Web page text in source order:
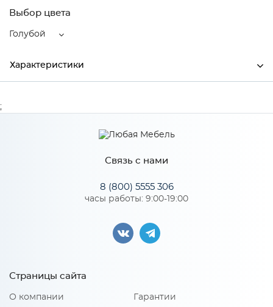
Выбор цвета
Голубой
Характеристики
Количество упаковок: 1
Связь с нами
8 (800) 5555 306
часы работы: 9:00-19:00
Страницы сайта
О компании Гарантии
;